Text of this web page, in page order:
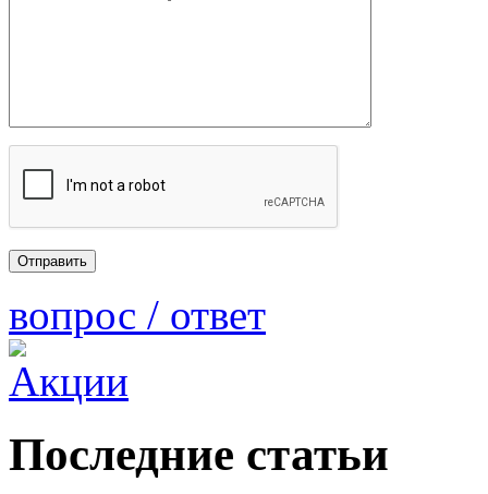
вопрос / ответ
Последние статьи